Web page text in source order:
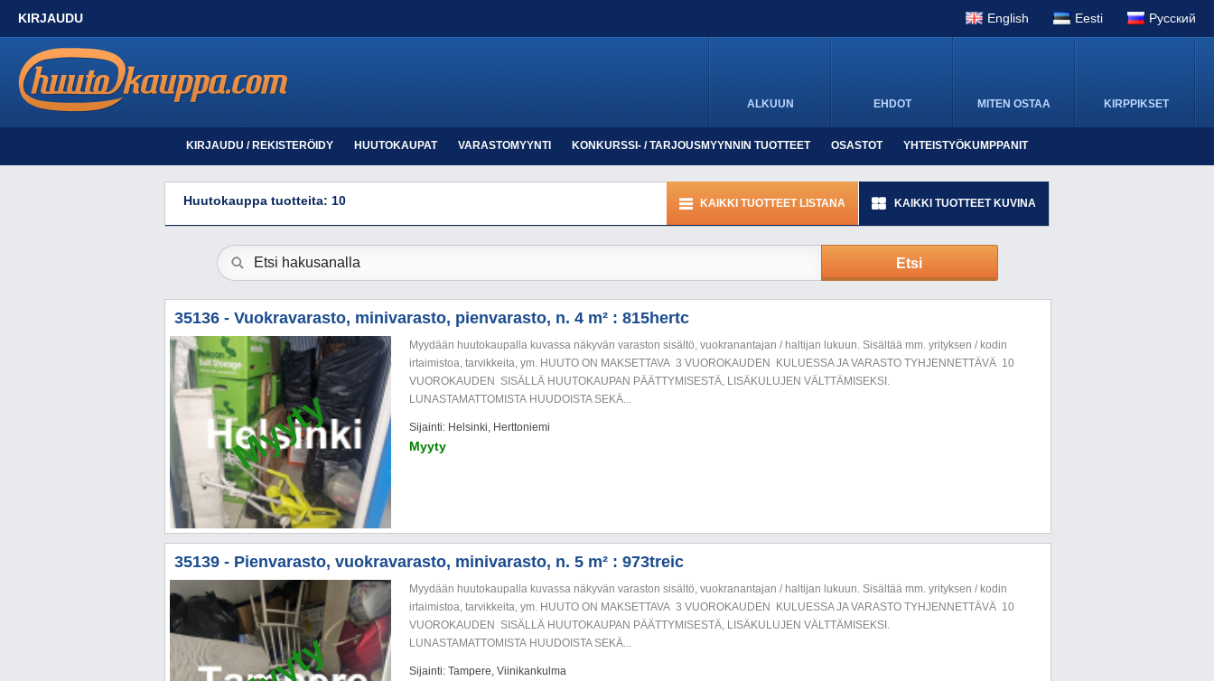
Pусский
KIRJAUDU
ALKUUN EHDOT MITEN OSTAA KIRPPIKSET
KIRJAUDU / REKISTERÖIDY HUUTOKAUPAT VARASTOMYYNTI KONKURSSI- / TARJOUSMYYNNIN TUOTTEET OSASTOT YHTEISTYÖKUMPPANIT
Huutokauppa tuotteita: 10 KAIKKI TUOTTEET LISTANA KAIKKI TUOTTEET KUVINA
Etsi
35136 - Vuokravarasto, minivarasto, pienvarasto, n. 4 m² : 815hertc
Myyty
Myydään huutokaupalla kuvassa näkyvän varaston sisältö, vuokranantajan / haltijan lukuun. Sisältää mm. yrityksen / kodin
irtaimistoa, tarvikkeita, ym. HUUTO ON MAKSETTAVA 3 VUOROKAUDEN KULUESSA JA VARASTO TYHJENNETTÄVÄ 10
VUOROKAUDEN SISÄLLÄ HUUTOKAUPAN PÄÄTTYMISESTÄ, LISÄKULUJEN VÄLTTÄMISEKSI.
LUNASTAMATTOMISTA HUUDOISTA SEKÄ...
Sijainti: Helsinki, Herttoniemi
Myyty
35139 - Pienvarasto, vuokravarasto, minivarasto, n. 5 m² : 973treic
Myydään huutokaupalla kuvassa näkyvän varaston sisältö, vuokranantajan / haltijan lukuun. Sisältää mm. yrityksen / kodin
irtaimistoa, tarvikkeita, ym. HUUTO ON MAKSETTAVA 3 VUOROKAUDEN KULUESSA JA VARASTO TYHJENNETTÄVÄ 10
VUOROKAUDEN SISÄLLÄ HUUTOKAUPAN PÄÄTTYMISESTÄ, LISÄKULUJEN VÄLTTÄMISEKSI.
LUNASTAMATTOMISTA HUUDOISTA SEKÄ...
Sijainti: Tampere, Viinikankulma